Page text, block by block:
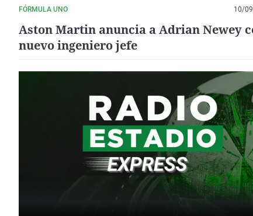
FÓRMULA UNO 10/
Aston Martin anuncia a Adrian Newey
nuevo ingeniero jefe